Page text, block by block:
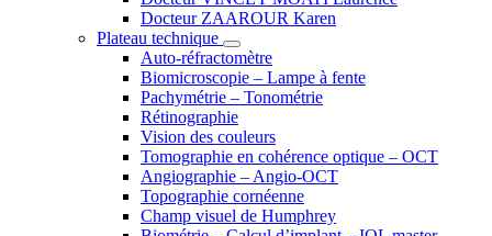
Docteur ZAAROUR Karen
Plateau technique
Auto-réfractomètre
Biomicroscopie – Lampe à fente
Pachymétrie – Tonométrie
Rétinographie
Vision des couleurs
Tomographie en cohérence optique – OCT
Angiographie – Angio-OCT
Topographie cornéenne
Champ visuel de Humphrey